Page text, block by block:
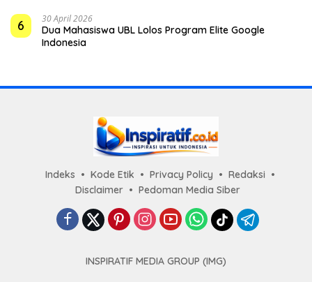
6 30 April 2026
Dua Mahasiswa UBL Lolos Program Elite Google
Indonesia
Indeks Kode Etik Privacy Policy
Redaksi
Disclaimer
Pedoman Media Siber
INSPIRATIF MEDIA GROUP (IMG)